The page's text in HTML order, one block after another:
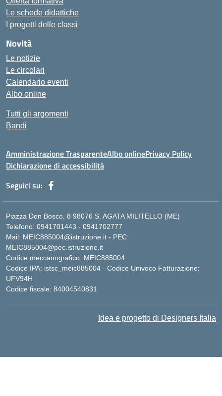
Le schede didattiche
I progetti delle classi
Novità
Le notizie
Le circolari
Calendario eventi
Albo online
Tutti gli argomenti
Bandi
Amministrazione TrasparenteAlbo onlinePrivacy Policy
Dichiarazione di accessibilità
Seguici su:
Piazza Don Bosco, 8 98076 S. AGATA MILITELLO (ME)
Telefono: 0941701443 - 0941702777
Mail: MEIC885004@istruzione.it - PEC:
MEIC885004@pec.istruzione.it
Codice meccanografico: MEIC885004
Codice IPA: istsc_meic885004 - Codice Univoco Fatturazione:
UFV94H
Codice fiscale: 84004540831
Idea e progetto di Designers Italia